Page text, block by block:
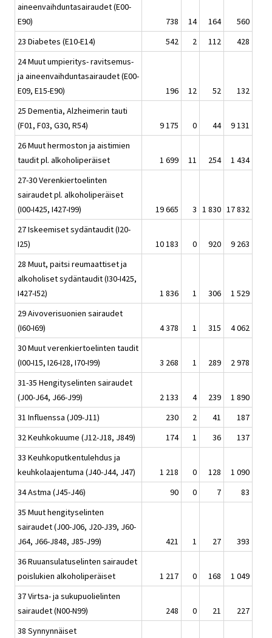
aineenvaihduntasairaudet (E00-
E90)
738 14 164
560
23 Diabetes (E10-E14)
542 2 112
428
24 Muut umpieritys- ravitsemus-
ja aineenvaihduntasairaudet (E00-
E09, E15-E90)
196 12 52
132
25 Dementia, Alzheimerin tauti
(F01, F03, G30, R54)
9 175 0 44
9 131
26 Muut hermoston ja aistimien
taudit pl. alkoholiperäiset
1 699 11 254
1 434
27-30 Verenkiertoelinten
sairaudet pl. alkoholiperäiset
(I00-I425, I427-I99)
19 665 3 1 830 17 832
27 Iskeemiset sydäntaudit (I20-
I25)
10 183 0 920
9 263
28 Muut, paitsi reumaattiset ja
alkoholiset sydäntaudit (I30-I425,
I427-I52)
1 836 1 306
1 529
29 Aivoverisuonien sairaudet
(I60-I69)
4 378 1 315
4 062
30 Muut verenkiertoelinten taudit
(I00-I15, I26-I28, I70-I99)
3 268 1 289
2 978
31-35 Hengityselinten sairaudet
(J00-J64, J66-J99)
2 133 4 239
1 890
31 Influenssa (J09-J11)
230 2 41
187
32 Keuhkokuume (J12-J18, J849)
174 1 36
137
33 Keuhkoputkentulehdus ja
keuhkolaajentuma (J40-J44, J47)
1 218 0 128
1 090
34 Astma (J45-J46)
90 0 7
83
35 Muut hengityselinten
sairaudet (J00-J06, J20-J39, J60-
J64, J66-J848, J85-J99)
421 1 27
393
36 Ruuansulatuselinten sairaudet
poislukien alkoholiperäiset
1 217 0 168
1 049
37 Virtsa- ja sukupuolielinten
sairaudet (N00-N99)
248 0 21
227
38 Synnynnäiset